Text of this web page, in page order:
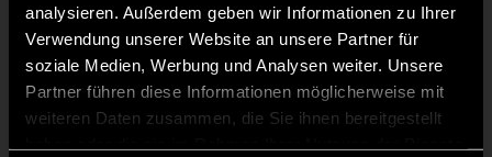
analysieren. Außerdem geben wir Informationen zu Ihrer
Verwendung unserer Website an unsere Partner für
soziale Medien, Werbung und Analysen weiter. Unsere
Partner führen diese Informationen möglicherweise mit
weiteren Daten zusammen, die Sie ihnen bereitgestellt
10' ANPFIFF 2. Halbzeit
ABPFIFF 1. Halbzeit